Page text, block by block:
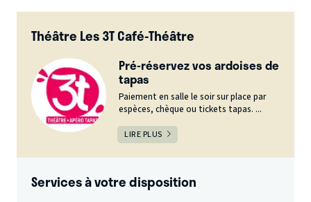
Théâtre Les 3T Café-Théâtre
Pré-réservez vos ardoises de
tapas
Paiement en salle le soir sur place par
espèces, chèque ou tickets tapas. ...
LIRE PLUS
Services à votre disposition